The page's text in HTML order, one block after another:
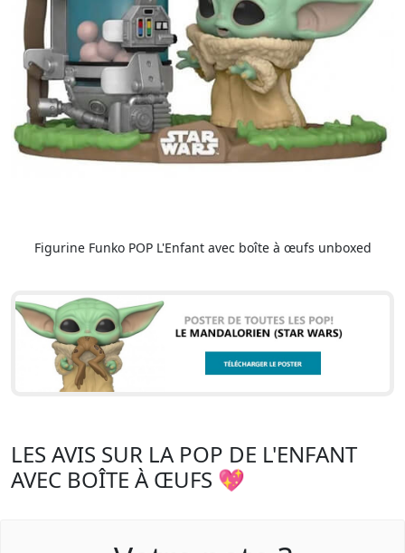
Figurine Funko POP L'Enfant avec boîte à œufs unboxed
LES AVIS SUR LA POP DE L'ENFANT
AVEC BOÎTE À ŒUFS 💖